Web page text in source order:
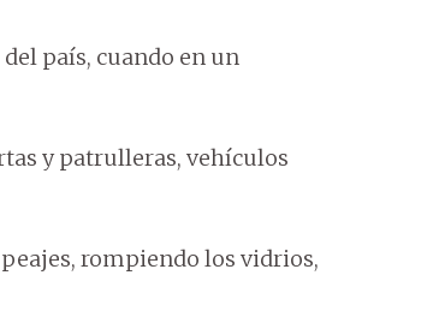
país, cuando en un
y patrulleras, vehículos
rompiendo los vidrios,